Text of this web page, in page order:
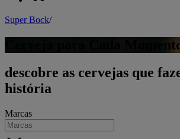
Super Bock/
Cerveja para Cada
descobre as cervejas que
história
Marcas